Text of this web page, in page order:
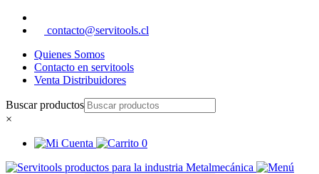
contacto@servitools.cl
Quienes Somos
Contacto en servitools
Venta Distribuidores
Buscar productos
×
0